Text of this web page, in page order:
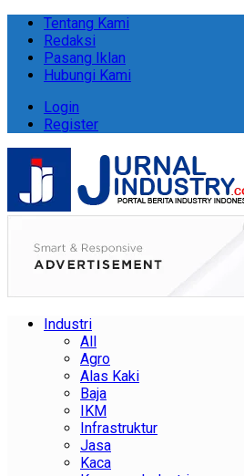
Tentang Kami
Redaksi
Pasang Iklan
Hubungi Kami
Login
Register
Industri
All
Agro
Alas Kaki
Baja
IKM
Infrastruktur
Jasa
Kaca